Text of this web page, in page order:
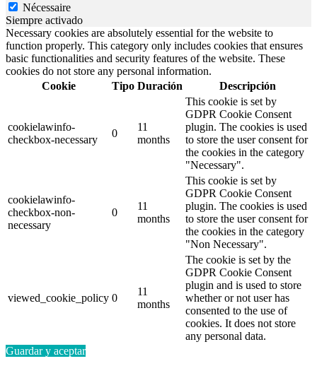
Nécessaire
Siempre activado
Necessary cookies are absolutely essential for the website to
function properly. This category only includes cookies that ensures
basic functionalities and security features of the website. These
cookies do not store any personal information.
Cookie
Tipo Duración Descripción
cookielawinfo-
checkbox-necessary
0
11
months
This cookie is set by
GDPR Cookie Consent
plugin. The cookies is used
to store the user consent for
the cookies in the category
"Necessary".
cookielawinfo-
checkbox-non-
necessary
0
11
months
This cookie is set by
GDPR Cookie Consent
plugin. The cookies is used
to store the user consent for
the cookies in the category
"Non Necessary".
viewed_cookie_policy 0
11
months
The cookie is set by the
GDPR Cookie Consent
plugin and is used to store
whether or not user has
consented to the use of
cookies. It does not store
any personal data.
Guardar y aceptar